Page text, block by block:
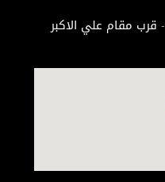
قرب مقام علي الاكبر